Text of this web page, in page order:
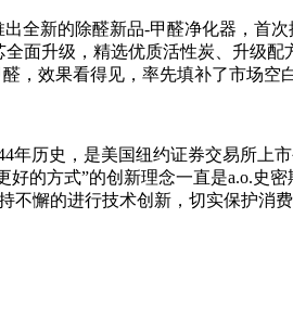
新的除醛新品-甲醛净化器，首
面升级，精选优质活性炭、升级
，效果看得见，率先填补了市场空白
历史，是美国纽约证券交易所上
的方式”的创新理念一直是a.o.
懈的进行技术创新，切实保护消费